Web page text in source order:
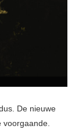
De nieuwe
voorgaande.